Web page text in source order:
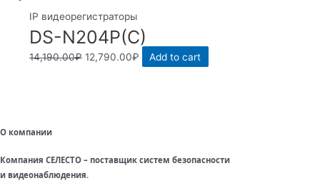
IP видеорегистраторы
DS-N204P(C)
14,190.00₽ 12,790.00₽ Add to cart
О компании
Компания СЕЛЕСТО – поставщик систем безопасности
и видеонаблюдения.